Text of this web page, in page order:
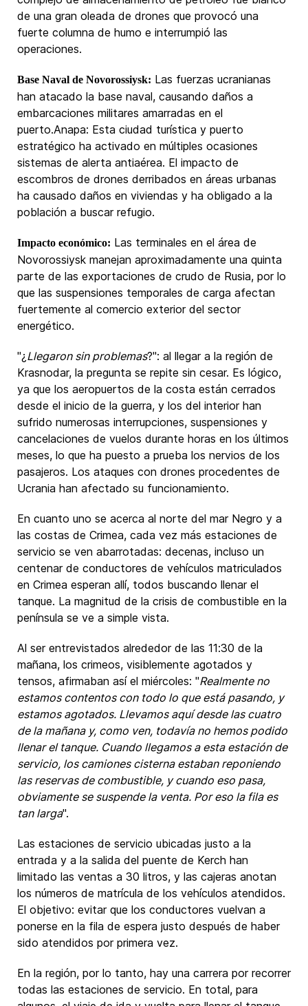
de una gran oleada de drones que provocó una
fuerte columna de humo e interrumpió las
operaciones.
Base Naval de Novorossiysk: Las fuerzas ucranianas
han atacado la base naval, causando daños a
embarcaciones militares amarradas en el
puerto.Anapa: Esta ciudad turística y puerto
estratégico ha activado en múltiples ocasiones
sistemas de alerta antiaérea. El impacto de
escombros de drones derribados en áreas urbanas
ha causado daños en viviendas y ha obligado a la
población a buscar refugio.
Impacto económico: Las terminales en el área de
Novorossiysk manejan aproximadamente una quinta
parte de las exportaciones de crudo de Rusia, por lo
que las suspensiones temporales de carga afectan
fuertemente al comercio exterior del sector
energético.
"¿ Llegaron sin problemas?": al llegar a la región de
Krasnodar, la pregunta se repite sin cesar. Es lógico,
ya que los aeropuertos de la costa están cerrados
desde el inicio de la guerra, y los del interior han
sufrido numerosas interrupciones, suspensiones y
cancelaciones de vuelos durante horas en los últimos
meses, lo que ha puesto a prueba los nervios de los
pasajeros. Los ataques con drones procedentes de
Ucrania han afectado su funcionamiento.
En cuanto uno se acerca al norte del mar Negro y a
las costas de Crimea, cada vez más estaciones de
servicio se ven abarrotadas: decenas, incluso un
centenar de conductores de vehículos matriculados
en Crimea esperan allí, todos buscando llenar el
tanque. La magnitud de la crisis de combustible en la
península se ve a simple vista.
Al ser entrevistados alrededor de las 11:30 de la
mañana, los crimeos, visiblemente agotados y
tensos, afirmaban así el miércoles: "Realmente no
estamos contentos con todo lo que está pasando, y
estamos agotados. Llevamos aquí desde las cuatro
de la mañana y, como ven, todavía no hemos podido
llenar el tanque. Cuando llegamos a esta estación de
servicio, los camiones cisterna estaban reponiendo
las reservas de combustible, y cuando eso pasa,
obviamente se suspende la venta. Por eso la fila es
tan larga".
Las estaciones de servicio ubicadas justo a la
entrada y a la salida del puente de Kerch han
limitado las ventas a 30 litros, y las cajeras anotan
los números de matrícula de los vehículos atendidos.
El objetivo: evitar que los conductores vuelvan a
ponerse en la fila de espera justo después de haber
sido atendidos por primera vez.
En la región, por lo tanto, hay una carrera por recorrer
todas las estaciones de servicio. En total, para